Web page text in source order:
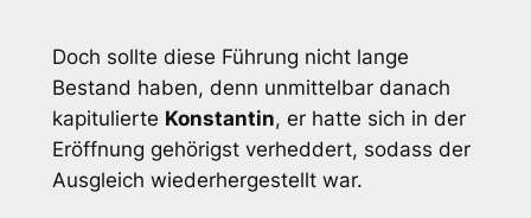
Doch sollte diese Führung nicht lange
Bestand haben, denn unmittelbar danach
kapitulierte Konstantin, er hatte sich in der
Eröffnung gehörigst verheddert, sodass der
Ausgleich wiederhergestellt war.